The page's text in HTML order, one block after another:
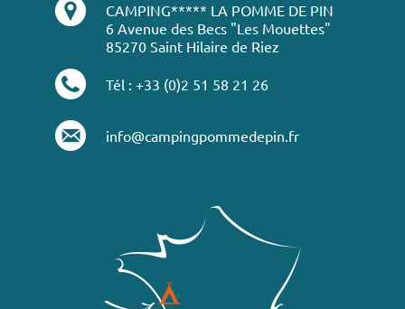
CAMPING***** LA POMME DE PIN
6 Avenue des Becs "Les Mouettes"
85270 Saint Hilaire de Riez
Tél : +33 (0)2 51 58 21 26
info@campingpommedepin.fr